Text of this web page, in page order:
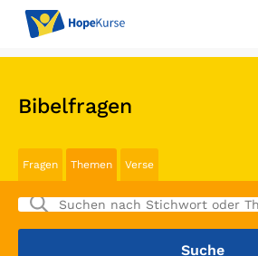
Bibelfragen
Fragen Themen Verse